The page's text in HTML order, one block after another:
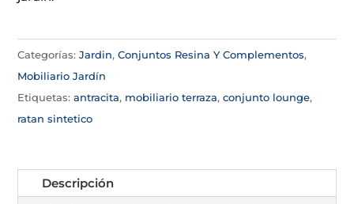
Categorías:Jardin,Conjuntos Resina Y Complementos,
Mobiliario Jardín
Etiquetas:antracita, mobiliario terraza,conjunto lounge,
ratan sintetico
Descripción